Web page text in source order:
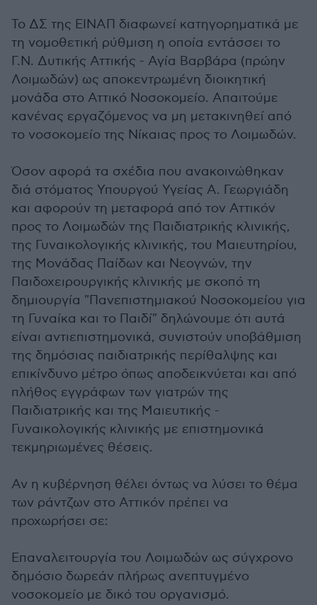
Το ΔΣ της ΕΙΝΑΠ διαφωνεί κατηγορηματικά με
τη νομοθετική ρύθμιση η οποία εντάσσει το
Γ.Ν. Δυτικής Αττικής - Αγία Βαρβάρα (πρώην
Λοιμωδών) ως αποκεντρωμένη διοικητική
μονάδα στο Αττικό Νοσοκομείο. Απαιτούμε
κανένας εργαζόμενος να μη μετακινηθεί από
το νοσοκομείο της Νίκαιας προς το Λοιμωδών.
Όσον αφορά τα σχέδια που ανακοινώθηκαν
διά στόματος Υπουργού Υγείας Α. Γεωργιάδη
και αφορούν τη μεταφορά από τον Αττικόν
προς το Λοιμωδών της Παιδιατρικής κλινικής,
της Γυναικολογικής κλινικής, του Μαιευτηρίου,
της Μονάδας Παίδων και Νεογνών, την
Παιδοχειρουργικής κλινικής με σκοπό τη
δημιουργία "Πανεπιστημιακού Νοσοκομείου για
τη Γυναίκα και το Παιδί" δηλώνουμε ότι αυτά
είναι αντιεπιστημονικά, συνιστούν υποβάθμιση
της δημόσιας παιδιατρικής περίθαλψης και
επικίνδυνο μέτρο όπως αποδεικνύεται και από
πλήθος εγγράφων των γιατρών της
Παιδιατρικής και της Μαιευτικής -
Γυναικολογικής κλινικής με επιστημονικά
τεκμηριωμένες θέσεις.
Αν η κυβέρνηση θέλει όντως να λύσει το θέμα
των ράντζων στο Αττικόν πρέπει να
προχωρήσει σε:
Επαναλειτουργία του Λοιμωδών ως σύγχρονο
δημόσιο δωρεάν πλήρως ανεπτυγμένο
νοσοκομείο με δικό του οργανισμό.